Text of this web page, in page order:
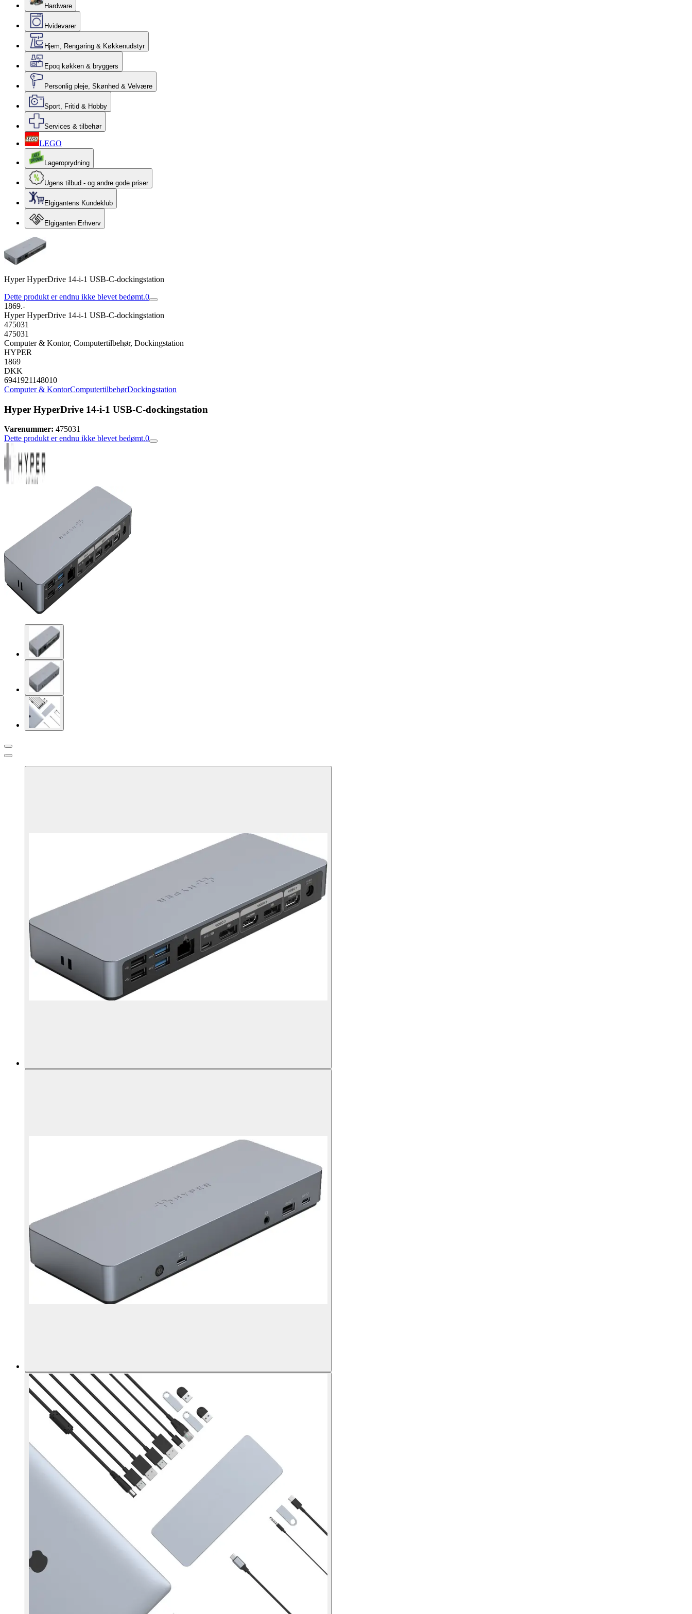
Hardware
Hvidevarer
Hjem, Rengøring & Køkkenudstyr
Epoq køkken & bryggers
Personlig pleje, Skønhed & Velvære
Sport, Fritid & Hobby
Services & tilbehør
LEGO
Lageroprydning
Ugens tilbud - og andre gode priser
Elgigantens Kundeklub
Elgiganten Erhverv
Hyper HyperDrive 14-i-1 USB-C-dockingstation
Dette produkt er endnu ikke blevet bedømt.0
1869.-
Hyper HyperDrive 14-i-1 USB-C-dockingstation
475031
475031
Computer & Kontor, Computertilbehør, Dockingstation
HYPER
1869
DKK
6941921148010
Computer & KontorComputertilbehørDockingstation
Hyper HyperDrive 14-i-1 USB-C-dockingstation
Varenummer: 475031
Dette produkt er endnu ikke blevet bedømt.0